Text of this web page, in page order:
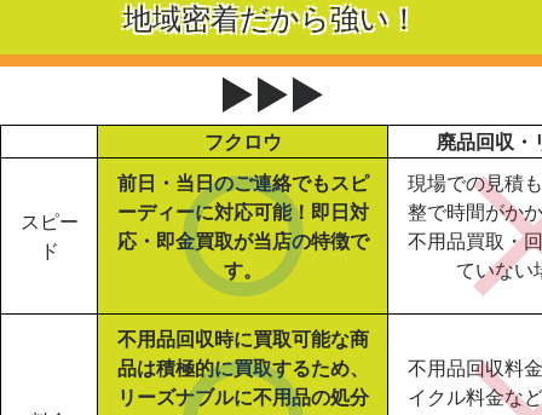
地域密着だから強い！
▶▶▶
フクロウ 廃品回収・
スピー
ド
前日・当日のご連絡でもスピ
ーディーに対応可能！即日対
応・即金買取が当店の特徴で
す。
現場での見積
整で時間がか
不用品買取・
ていない
不用品回収時に買取可能な商
品は積極的に買取するため、
リーズナブルに不用品の処分
不用品回収料
イクル料金な